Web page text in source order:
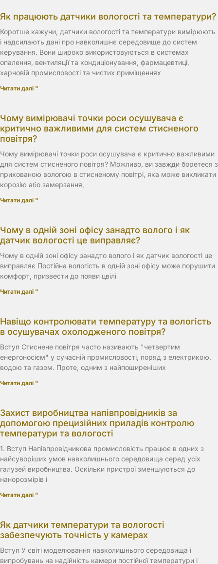
Як працюють датчики вологості та температури?
Коротше кажучи, датчики вологості та температури вимірюють
і надсилають дані про навколишнє середовище до систем
керування. Вони широко використовуються в системах
опалення, вентиляції та кондиціонування, фармацевтиці,
харчовій промисловості та чистих приміщеннях
Читати далі "
Чому вимірювачі точки роси осушувача є
критично важливими для систем стисненого
повітря?
Чому вимірювачі точки роси осушувача є критично важливими
для систем стисненого повітря? Можливо, ви завжди боретеся з
прихованою вологою в стисненому повітрі, яка може викликати
корозію або замерзання,
Читати далі "
Чому в одній зоні офісу занадто волого і як
датчик вологості це виправляє?
Чому в одній зоні офісу занадто волого і як датчик вологості це
виправляє Постійна вологість в одній зоні офісу може порушити
комфорт, призвести до появи цвілі
Читати далі "
Навіщо контролювати температуру та вологість
в осушувачах охолодженого повітря?
Вступ Стиснене повітря часто називають "четвертим
енергоносієм" у сучасній промисловості, поряд з електрикою,
водою та газом. Проте, одним з найпоширеніших
Читати далі "
Захист виробництва напівпровідників за
допомогою прецизійних приладів контролю
температури та вологості
1. Вступ Напівпровідникова промисловість працює в одних з
найсуворіших умов навколишнього середовища серед усіх
галузей виробництва. Оскільки пристрої зменшуються до
нанорозмірів і
Читати далі "
Як датчики температури та вологості
забезпечують точність у камерах
Вступ У світі моделювання навколишнього середовища і
випробувань на надійність камери постійної температури і